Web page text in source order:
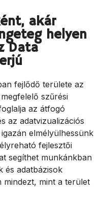
akár
helyen
Data
fejlődő területe az
szűrési
az átfogó
az adatvizualizációs
elmélyülhessünk
fejlesztői
segíthet munkánkban
és adatbázisok
mindezt, mint a terület